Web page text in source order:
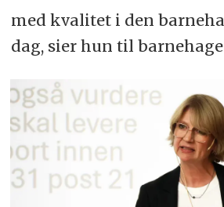
med kvalitet i den
dag, sier hun til